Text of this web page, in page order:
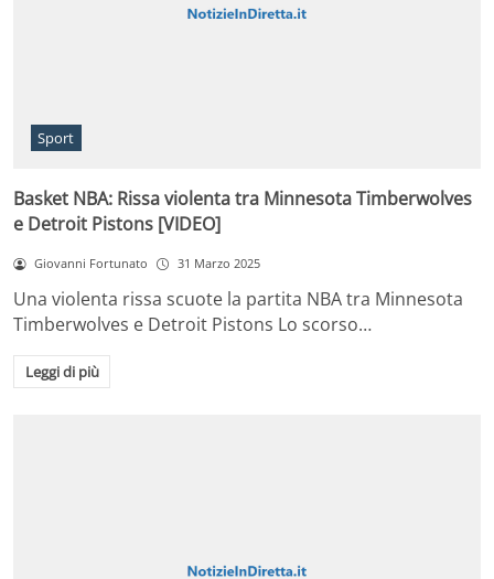
Sport
Basket NBA: Rissa violenta tra Minnesota Timberwolves
e Detroit Pistons [VIDEO]
Giovanni Fortunato 31 Marzo 2025
Una violenta rissa scuote la partita NBA tra Minnesota
Timberwolves e Detroit Pistons Lo scorso…
Leggi di più